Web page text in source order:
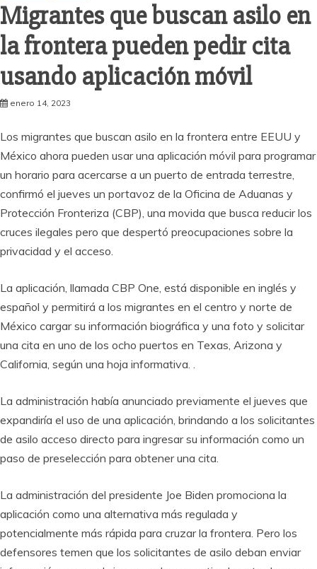
Migrantes que buscan asilo en
la frontera pueden pedir cita
usando aplicación móvil
enero 14, 2023
Los migrantes que buscan asilo en la frontera entre EEUU y
México ahora pueden usar una aplicación móvil para programar
un horario para acercarse a un puerto de entrada terrestre,
confirmó el jueves un portavoz de la Oficina de Aduanas y
Protección Fronteriza (CBP), una movida que busca reducir los
cruces ilegales pero que despertó preocupaciones sobre la
privacidad y el acceso.
La aplicación, llamada CBP One, está disponible en inglés y
español y permitirá a los migrantes en el centro y norte de
México cargar su información biográfica y una foto y solicitar
una cita en uno de los ocho puertos en Texas, Arizona y
California, según una hoja informativa. .
La administración había anunciado previamente el jueves que
expandiría el uso de una aplicación, brindando a los solicitantes
de asilo acceso directo para ingresar su información como un
paso de preselección para obtener una cita.
La administración del presidente Joe Biden promociona la
aplicación como una alternativa más regulada y
potencialmente más rápida para cruzar la frontera. Pero los
defensores temen que los solicitantes de asilo deban enviar